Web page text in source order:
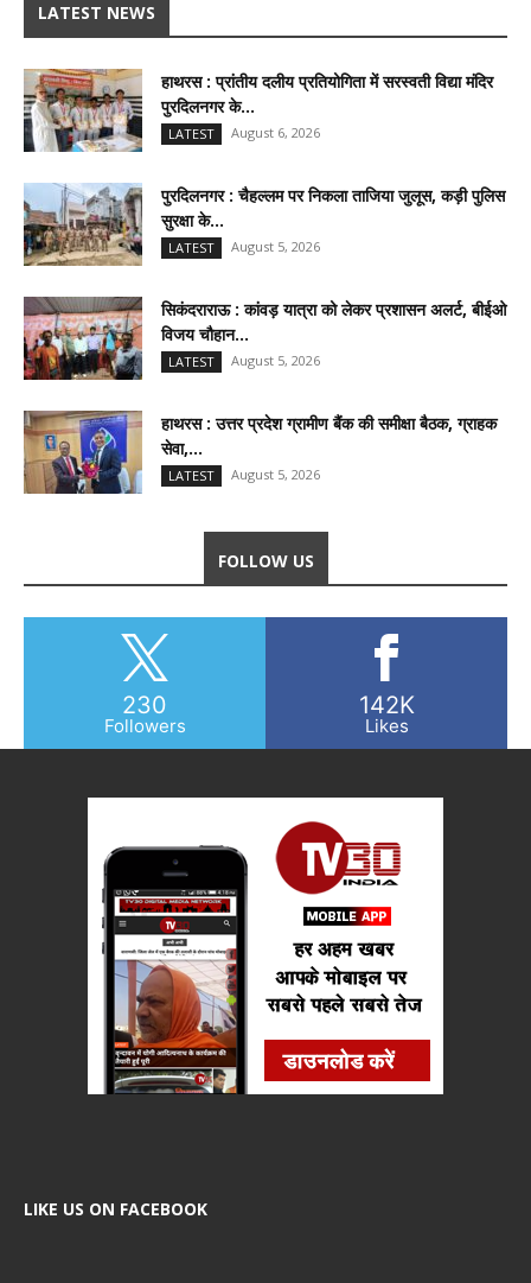
LATEST NEWS
हाथरस : प्रांतीय दलीय प्रतियोगिता में सरस्वती विद्या मंदिर
पुरदिलनगर के...
LATEST August 6, 2026
पुरदिलनगर : चैहल्लम पर निकला ताजिया जुलूस, कड़ी पुलिस
सुरक्षा के...
LATEST August 5, 2026
सिकंदराराऊ : कांवड़ यात्रा को लेकर प्रशासन अलर्ट, बीईओ
विजय चौहान...
LATEST August 5, 2026
हाथरस : उत्तर प्रदेश ग्रामीण बैंक की समीक्षा बैठक, ग्राहक
सेवा,...
LATEST August 5, 2026
FOLLOW US
230
Followers
142K
Likes
LIKE US ON FACEBOOK